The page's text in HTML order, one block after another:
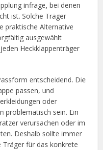
infrage, bei denen
ist. Solche Träger
praktische Alternative
ausgewählt
Heckklappenträger
entscheidend. Die
passen, und
oder
problematisch sein. Ein
verursachen oder im
Deshalb sollte immer
für das konkrete